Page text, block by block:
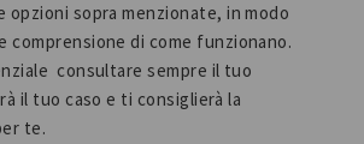
sopra menzionate, in modo
comprensione di come funzionano.
consultare sempre il tuo
il tuo caso e ti consiglierà la
te.